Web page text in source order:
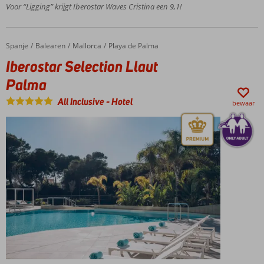
van het
relaxen in
SPA
Sensations
Comfortabele,
moderne
Inclusive.
Wel zo
makkelijk!
Voor “Ligging” krijgt Iberostar Waves Cristina een 9,1!
Home
Spanje Balearen Mallorca Playa de Palma
Iberostar Selection Llaut Palma
Iberostar Selection Llaut
Palma
All Inclusive-Hotel bewaar